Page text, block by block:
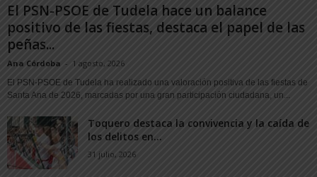
El PSN-PSOE de Tudela hace un balance
positivo de las fiestas, destaca el papel de las
peñas...
Ana Córdoba - 1 agosto, 2026
El PSN-PSOE de Tudela ha realizado una valoración positiva de las fiestas de
Santa Ana de 2026, marcadas por una gran participación ciudadana, un...
Toquero destaca la convivencia y la caída de
los delitos en...
31 julio, 2026